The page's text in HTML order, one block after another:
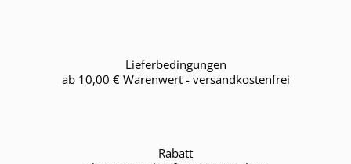
Lieferbedingungen
ab 10,00 € Warenwert - versandkostenfrei
Rabatt